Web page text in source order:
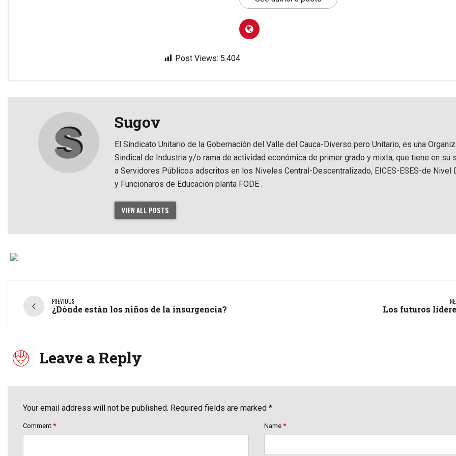
Post Views: 5.404
Sugov
El Sindicato Unitario de la Gobernación del Valle del Cauca-Diverso pero Unitario, es una
Sindical de Industria y/o rama de actividad económica de primer grado y mixta, que tiene en su
a Servidores Públicos adscritos en los Niveles Central-Descentralizado, EICES-ESES-de Nivel
y Funcionaros de Educación planta FODE .
VIEW ALL POSTS
PREVIOUS
¿Dónde están los niños de la insurgencia? Los futuros
Leave a Reply
Your email address will not be published. Required fields are marked *
Comment * Name *